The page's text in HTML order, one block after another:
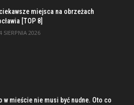
miejsca na obrzeżach
[TOP 8]
SIERPNIA 2026
w mieście nie musi być nudne. Oto co